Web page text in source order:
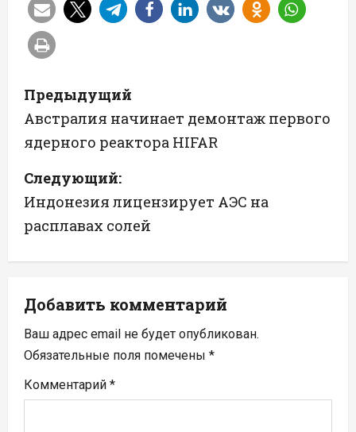
Н
а
в
и
г
а
и
я
п
Предыдущий
Австралия начинает демонтаж первого
ядерного реактора HIFAR
Следующий:
Индонезия лицензирует АЭС на
расплавах солей
Добавить комментарий
Ваш адрес email не будет опубликован.
Обязательные поля помечены *
Комментарий *